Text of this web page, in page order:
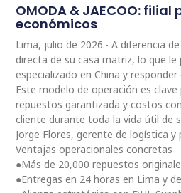
OMODA & JAECOO:
económicos
Lima, julio de 2026.- A diferencia
directa de su casa matriz, lo que
especializado en China y
Este modelo de operación es
repuestos garantizada y costos
cliente durante toda la vida útil de
Jorge Flores, gerente de logística
Ventajas operacionales concretas
●Más de 20,000 repuestos
●Entregas en 24 horas en Lima y